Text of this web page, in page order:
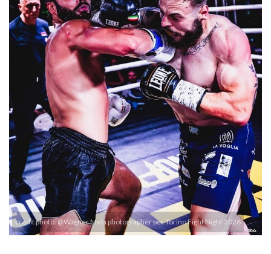
credit photo: @Wagner Mela photographer per Torino Fight Night 2026